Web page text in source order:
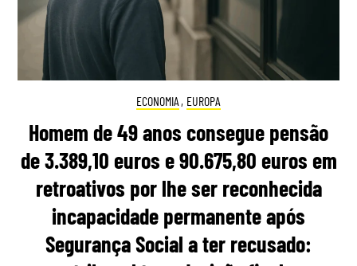
ECONOMIA , EUROPA
Homem de 49 anos consegue pensão
de 3.389,10 euros e 90.675,80 euros em
retroativos por lhe ser reconhecida
incapacidade permanente após
Segurança Social a ter recusado: